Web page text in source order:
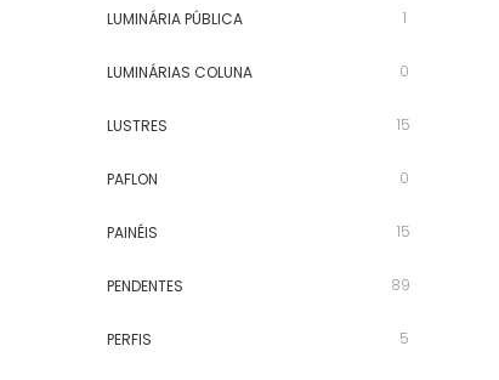
LUMINÁRIA PÚBLICA 1
LUMINÁRIAS COLUNA 0
LUSTRES 15
PAFLON 0
PAINÉIS 15
PENDENTES 89
PERFIS 5